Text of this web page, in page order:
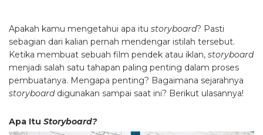
Apakah kamu mengetahui apa itu storyboard? Pasti
sebagian dari kalian pernah mendengar istilah tersebut.
Ketika membuat sebuah film pendek atau iklan, storyboard
menjadi salah satu tahapan paling penting dalam proses
pembuatanya. Mengapa penting? Bagaimana sejarahnya
storyboarddigunakan sampai saat ini? Berikut ulasannya!
Apa Itu Storyboard?